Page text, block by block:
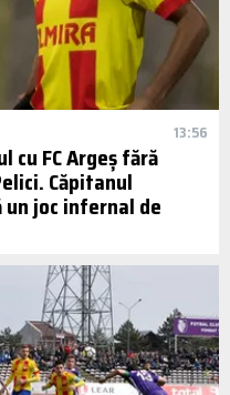
13:56
cu FC Argeș fără
Căpitanul
joc infernal de